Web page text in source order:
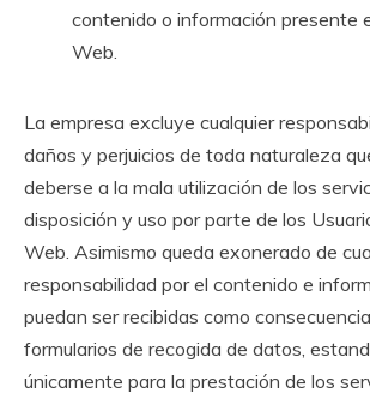
contenido o información presente
Web.
La empresa excluye cualquier
daños y perjuicios de toda naturaleza
deberse a la mala utilización de los
disposición y uso por parte de los
Web. Asimismo queda exonerado de
responsabilidad por el contenido e
puedan ser recibidas como
formularios de recogida de datos,
únicamente para la prestación de los